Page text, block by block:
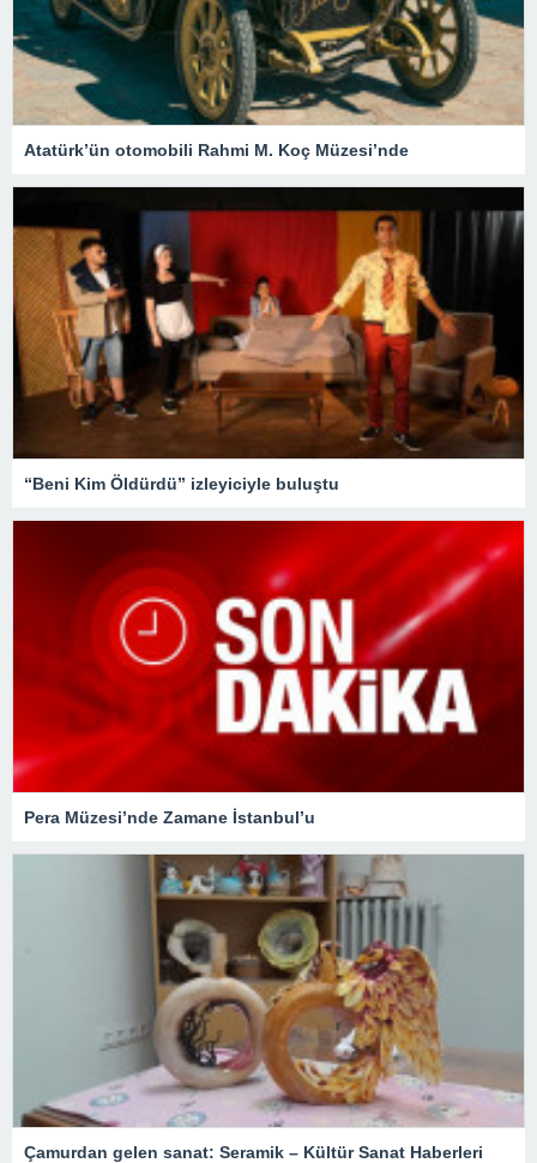
Atatürk’ün otomobili Rahmi M. Koç Müzesi’nde
“Beni Kim Öldürdü” izleyiciyle buluştu
Pera Müzesi’nde Zamane İstanbul’u
Çamurdan gelen sanat: Seramik – Kültür Sanat Haberleri